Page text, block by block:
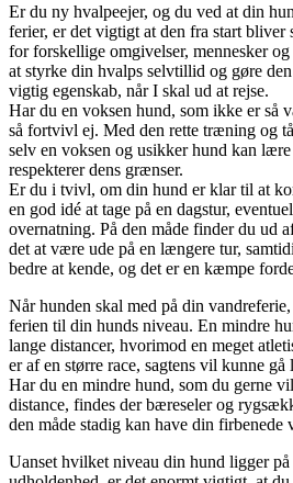
Er du ny hvalpeejer, og du ved at din
ferier, er det vigtigt at den fra start bliver
for forskellige omgivelser, mennesker
at styrke din hvalps selvtillid og gøre
vigtig egenskab, når I skal ud at rejse.
Har du en voksen hund, som ikke er så
så fortvivl ej. Med den rette træning og
selv en voksen og usikker hund kan
respekterer dens grænser.
Er du i tvivl, om din hund er klar til at
en god idé at tage på en dagstur,
overnatning. På den måde finder du ud
det at være ude på en længere tur,
bedre at kende, og det er en kæmpe
Når hunden skal med på din
ferien til din hunds niveau. En mindre
lange distancer, hvorimod en meget
er af en større race, sagtens vil kunne gå
Har du en mindre hund, som du gerne
distance, findes der bæreseler og
den måde stadig kan have din firbenede
Uanset hvilket niveau din hund ligger